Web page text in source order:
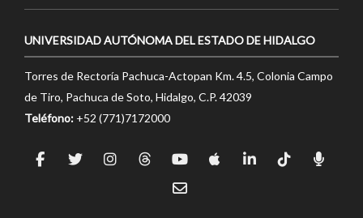
UNIVERSIDAD AUTÓNOMA DEL ESTADO DE HIDALGO
Torres de Rectoría Pachuca-Actopan Km. 4.5, Colonia Campo
de Tiro, Pachuca de Soto, Hidalgo, C.P. 42039
Teléfono: +52 (771)7172000